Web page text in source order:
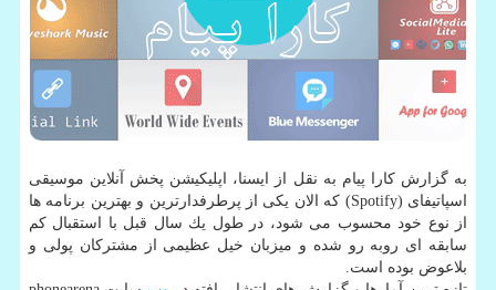
به گزارش كارا پیام به نقل از ایسنا، اپلیكیشن پخش آنلاین موسیقی
اسپاتیفای (Spotify) كه الان یكی از پرطرفدارترین و بهترین برنامه ها
از نوع خود محسوب می شود، در طول یك سال قبل با استقبال كم
سابقه ای روبه رو شده و میزبان خیل عظیمی از مشتركان پولی و
بلاعوض بوده است.